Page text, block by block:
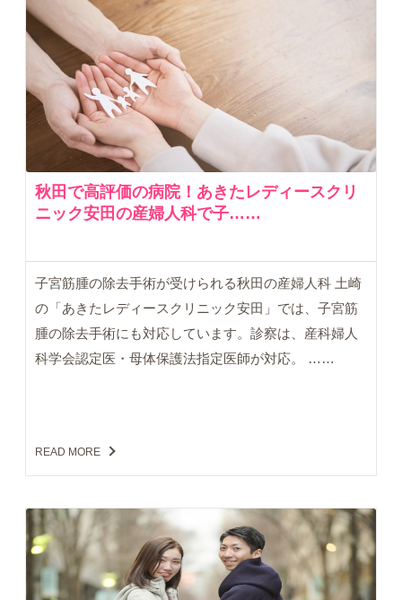
秋田で高評価の病院！あきたレディースクリ
ニック安田の産婦人科で子……
子宮筋腫の除去手術が受けられる秋田の産婦人科 土崎
の「あきたレディースクリニック安田」では、子宮筋
腫の除去手術にも対応しています。診察は、産科婦人
科学会認定医・母体保護法指定医師が対応。 ……
READ MORE